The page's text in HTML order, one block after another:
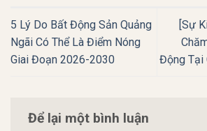
5 Lý Do Bất Động Sản Quảng
Ngãi Có Thể Là Điểm Nóng
Giai Đoạn 2026-2030
[Sự
Động Tại
Để lại một bình luận